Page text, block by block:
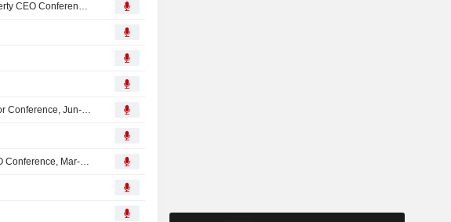
W. P. Carey Inc. Presents at Citi?s 30th Annual Global Property CEO Conference 2025, Mar-04-2025 01:30 PM
W. P. Carey Inc. Presents at Nareit REIT Week: 2024 Investor Conference, Jun-05-2024 02:45 PM
W. P. Carey Inc. Presents at Citi's 2024 Global Property CEO Conference, Mar-05-2024 11:00 AM